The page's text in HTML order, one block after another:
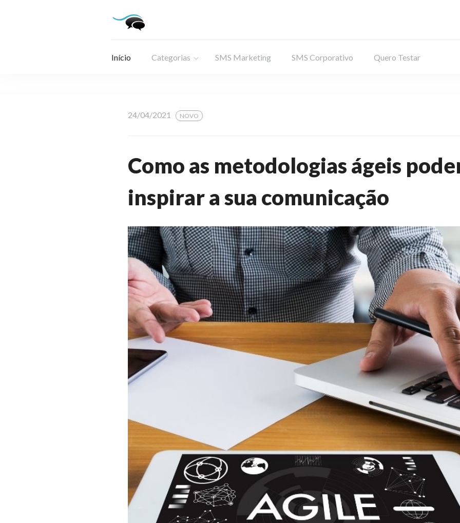
Início Categorias SMS Marketing SMS Corporativo Quero Testar
24/04/2021 NOVO
Como as metodologias ágeis
inspirar a sua comunicação